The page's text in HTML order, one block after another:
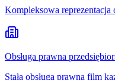
Kompleksowa reprezentacja
Obsługa prawna
Stała obsługa prawna film